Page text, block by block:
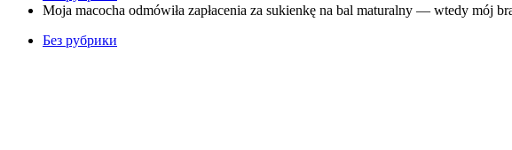
Moja macocha odmówiła zapłacenia za sukienkę na bal maturalny — wtedy mój
Без рубрики